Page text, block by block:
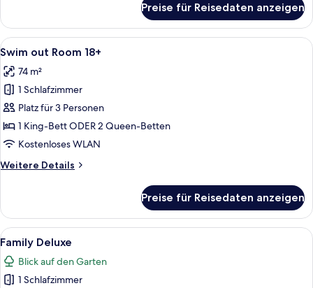
anzeigen
Only
Jr.
Suite
Pax
Preise für Reisedaten anzeigen
Alle
Fotos
für
Swim
out
Room
18+
Ein Schwimmbecken mit
5
Swim out Room 18+
74 m²
1 Schlafzimmer
Platz für 3 Personen
1 King-Bett ODER 2 Queen-Betten
Kostenloses WLAN
Weitere Details
Weitere
out
Room
18+
Preise für Reisedaten anzeigen
Alle
Fotos
für
Family
8
Family Deluxe
Blick auf den Garten
1 Schlafzimmer